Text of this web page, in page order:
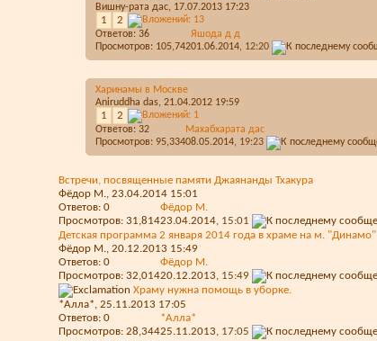
Вишну-рата дас, 17.07.2013 17:23
1 2
Ответов: 36
Просмотров: 105,742
Яшода д д
01.06.2014, 12:20
Харинамы в Москве
Aniruddha das, 21.04.2012 19:59
1 2
Ответов: 32
Просмотров: 95,334
Махабхарата дас
08.05.2014, 19:23
Встречи, посвященные памяти Джаянанды Тхакура
Фёдор М., 23.04.2014 15:01
Ответов: 0
Просмотров: 31,814
Фёдор М.
23.04.2014, 15:01
Детская программа 2 января 2014 года в храме на м. "Динамо"
Фёдор М., 20.12.2013 15:49
Ответов: 0
Просмотров: 32,014
Фёдор М.
20.12.2013, 15:49
Храму нужна помощь в уборке.
*Алла*, 25.11.2013 17:05
Ответов: 0
Просмотров: 28,344
*Алла*
25.11.2013, 17:05